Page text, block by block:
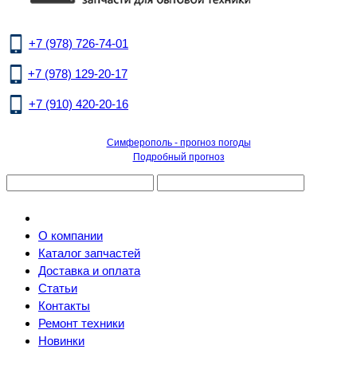
+7 (978) 726-74-01
+7 (978) 129-20-17
+7 (910) 420-20-16
Симферополь - прогноз погоды
Подробный прогноз
О компании
Каталог запчастей
Доставка и оплата
Статьи
Контакты
Ремонт техники
Новинки